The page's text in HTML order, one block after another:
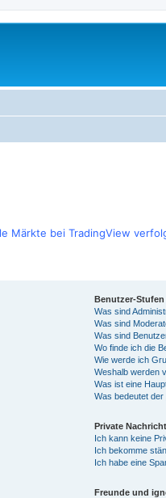
Märkte bei TradingView
Benutzer-
Was sind
Was sind
Was sind
Wo finde ich die
Wie werde ich
Weshalb werden
Was ist eine
Was bedeutet der
Private
Ich kann keine
Ich bekomme
Ich habe eine
Freunde und